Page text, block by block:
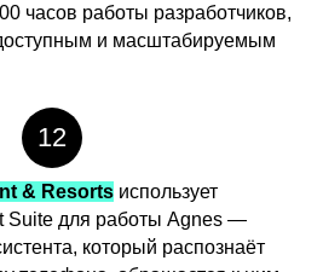
часов работы разработчиков,
и масштабируемым
12
& Resorts использует
Suite для работы Agnes —
который распознаёт